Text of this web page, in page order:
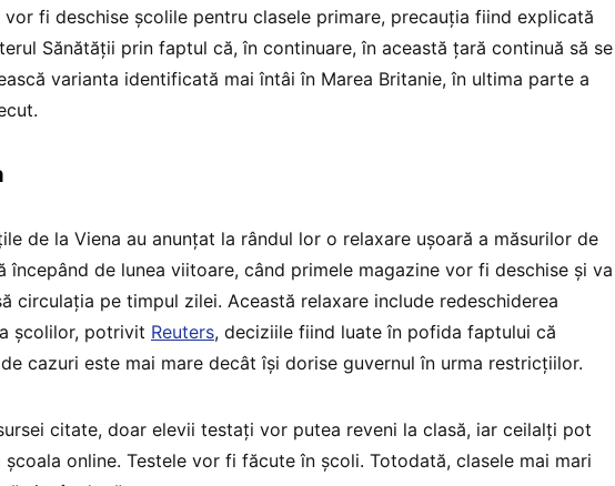
vor fi deschise școlile pentru clasele primare, precauția fiind explicată
Sănătății prin faptul că, în continuare, în această țară continuă să se
varianta identificată mai întâi în Marea Britanie, în ultima parte a
de la Viena au anunțat la rândul lor o relaxare ușoară a măsurilor de
începând de lunea viitoare, când primele magazine vor fi deschise și va
circulația pe timpul zilei. Această relaxare include redeschiderea
școlilor, potrivit Reuters, deciziile fiind luate în pofida faptului că
cazuri este mai mare decât își dorise guvernul în urma restricțiilor.
citate, doar elevii testați vor putea reveni la clasă, iar ceilalți pot
școala online. Testele vor fi făcute în școli. Totodată, clasele mai mari